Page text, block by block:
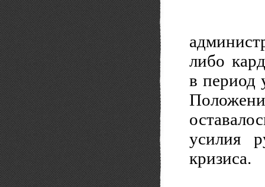
либо
в период
усилия
кризиса.